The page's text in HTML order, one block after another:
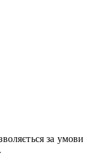
за умови
.